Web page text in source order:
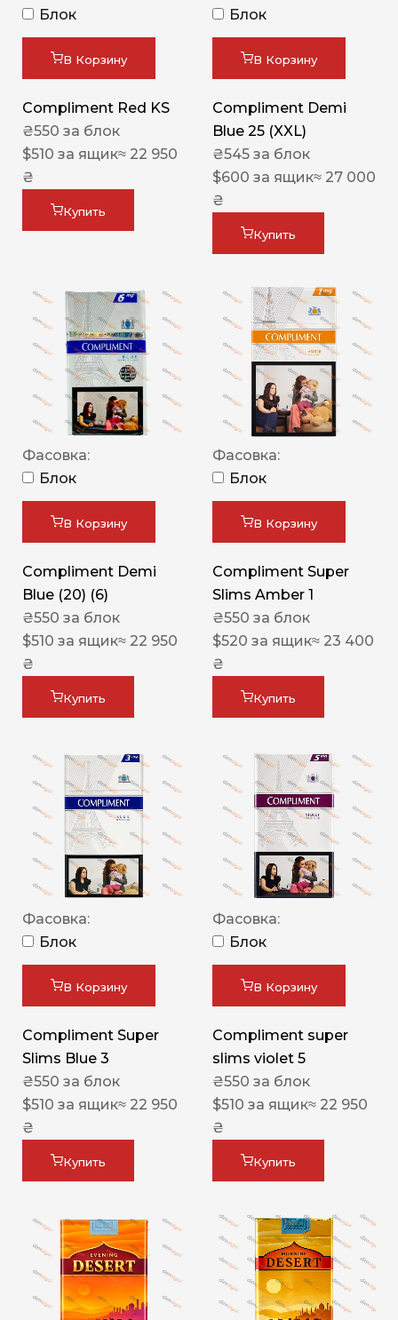
Блок
В Корзину
Compliment Red KS
₴550 за блок
$510 за ящик≈ 22 950
₴
Купить
Блок
В Корзину
Compliment Demi
Blue 25 (XXL)
₴545 за блок
$600 за ящик≈ 27 000
₴
Купить
Фасовка:
Блок
В Корзину
Compliment Demi
Blue (20) (6)
₴550 за блок
$510 за ящик≈ 22 950
₴
Купить
Фасовка:
Блок
В Корзину
Compliment Super
Slims Amber 1
₴550 за блок
$520 за ящик≈ 23 400
₴
Купить
Фасовка:
Блок
В Корзину
Compliment Super
Slims Blue 3
₴550 за блок
$510 за ящик≈ 22 950
₴
Купить
Фасовка:
Блок
В Корзину
Compliment super
slims violet 5
₴550 за блок
$510 за ящик≈ 22 950
₴
Купить